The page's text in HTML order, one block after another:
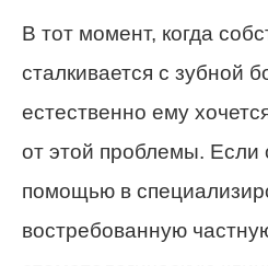
В тот момент, когда
сталкивается с зубной
естественно ему
от этой проблемы. Если
помощью в
востребованную